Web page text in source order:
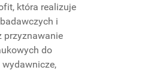
która realizuje
i
przyznawanie
do